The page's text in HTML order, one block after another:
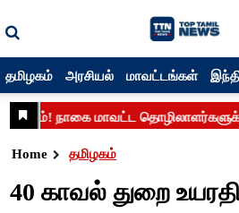
தமிழகம் அரசியல் மாவட்டங்கள்
Home தமிழகம்
40 காவல் துறை